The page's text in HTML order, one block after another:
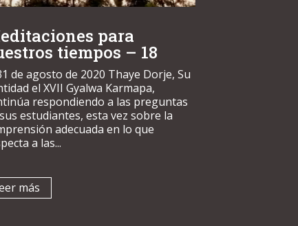
para
tiempos – 18
de agosto de 2020 Thaye Dorje, Su
el XVII Gyalwa Karmapa,
respondiendo a las preguntas
estudiantes, esta vez sobre la
adecuada en lo que
a las...
más